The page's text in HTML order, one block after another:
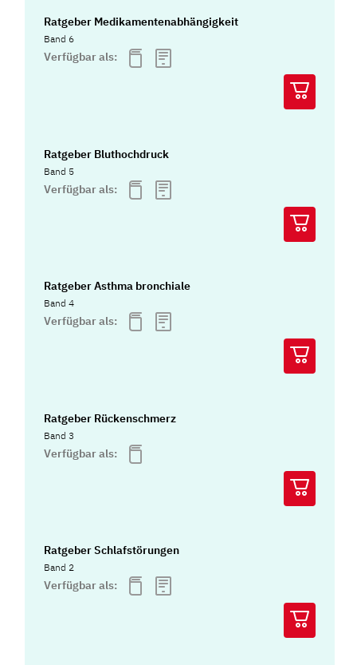
Ratgeber Medikamentenabhängigkeit
Band 6
Verfügbar als:
Ratgeber Bluthochdruck
Band 5
Verfügbar als:
Ratgeber Asthma bronchiale
Band 4
Verfügbar als:
Ratgeber Rückenschmerz
Band 3
Verfügbar als:
Ratgeber Schlafstörungen
Band 2
Verfügbar als: